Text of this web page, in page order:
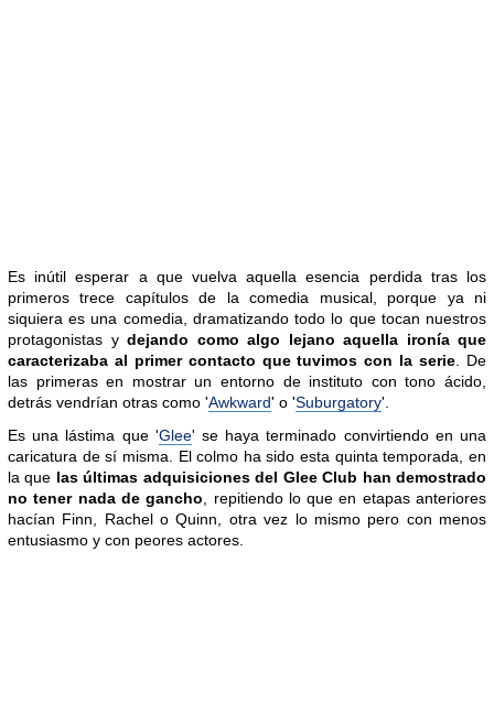
Es inútil esperar a que vuelva aquella esencia perdida tras los
primeros trece capítulos de la comedia musical, porque ya ni
siquiera es una comedia, dramatizando todo lo que tocan nuestros
protagonistas y dejando como algo lejano aquella ironía que
caracterizaba al primer contacto que tuvimos con la serie . De
las primeras en mostrar un entorno de instituto con tono ácido,
detrás vendrían otras como 'Awkward' o 'Suburgatory'.
Es una lástima que 'Glee' se haya terminado convirtiendo en una
caricatura de sí misma. El colmo ha sido esta quinta temporada, en
la que las últimas adquisiciones del Glee Club han demostrado
no tener nada de gancho , repitiendo lo que en etapas anteriores
hacían Finn, Rachel o Quinn, otra vez lo mismo pero con menos
entusiasmo y con peores actores.